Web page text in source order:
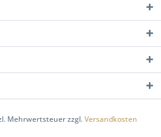
Mehrwertsteuer zzgl.Versandkosten